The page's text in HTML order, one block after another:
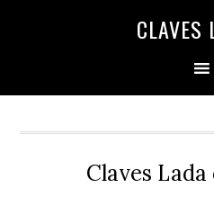
CLAVES
Claves